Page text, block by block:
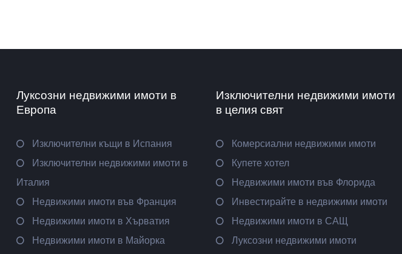
Луксозни недвижими имоти в
Европа
Изключителни къщи в Испания
Изключителни недвижими имоти в
Италия
Недвижими имоти във Франция
Недвижими имоти в Хърватия
Недвижими имоти в Майорка
Изключителни недвижими имоти
в целия свят
Комерсиални недвижими имоти
Купете хотел
Недвижими имоти във Флорида
Инвестирайте в недвижими имоти
Недвижими имоти в САЩ
Луксозни недвижими имоти